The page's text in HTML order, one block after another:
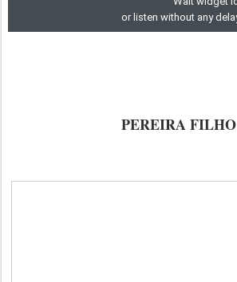
PEREIRA FILHO